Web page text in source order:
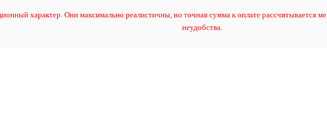
характер. Они максимально реалистичны, но точная сумма к оплате рассчитывается
неудобства.